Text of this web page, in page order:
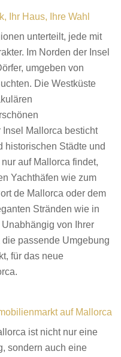
Ihr Haus, Ihre Wahl
unterteilt, jede mit
Im Norden der Insel
umgeben von
Die Westküste
Insel Mallorca besticht
historischen Städte und
auf Mallorca findet,
Yachthäfen wie zum
de Mallorca oder dem
Stränden wie in
von Ihrer
passende Umgebung
für das neue
auf Mallorca
ist nicht nur eine
sondern auch eine